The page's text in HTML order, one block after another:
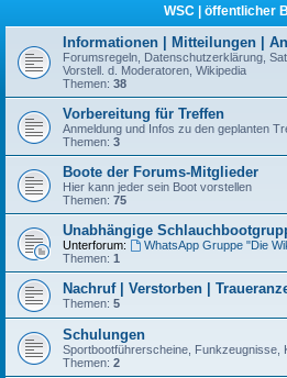
WSC | öffentlicher
Informationen | Mitteilungen |
Forumsregeln, Datenschutzerklärung,
Vorstell. d. Moderatoren, Wikipedia
Themen: 38
Vorbereitung für Treffen
Anmeldung und Infos zu den geplanten
Themen: 3
Boote der Forums-Mitglieder
Hier kann jeder sein Boot vorstellen
Themen: 75
Unabhängige
Unterforum:
WhatsApp Gruppe "Die
Themen: 1
Nachruf | Verstorben |
Themen: 5
Schulungen
Sportbootführerscheine, Funkzeugnisse,
Themen: 2